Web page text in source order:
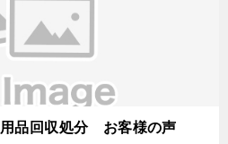
品回収処分 お客様の声